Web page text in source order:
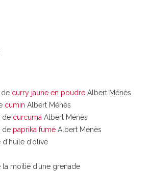
de curry jaune en poudre Albert Ménès
cumin Albert Ménès
de curcuma Albert Ménès
de paprika fumé Albert Ménès
d’olive
moitié d’une grenade